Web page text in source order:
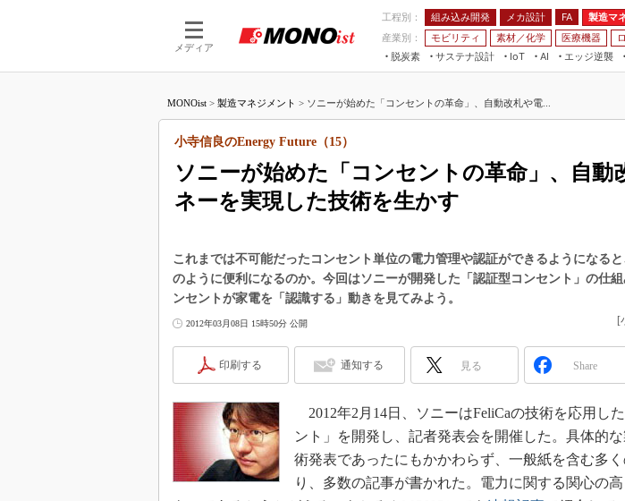
メディア
工程別： 組み込み開発 メカ設計 FA 製造マ
産業別：
モビリティ 素材／化学 医療機器
脱炭素
サステナ設計
IoT
つながる工場
AI
AI×設備保全
エッジ逆襲
JIMTOF
IIFES
TECHNO-FRONTIER
人テク展
日本ものづくりワールド
産業オープンネット展
つながるクルマ
フィールドサービス
組み込みモデリング
3Dプリンタ
デジタルツインと
S＆OP
インダストリー4.0
モビリティ
MONOist > 製造マネジメント > ソニーが始めた「コンセントの革命」、自動改札や電...
ソニーが始めた「コンセントの革命」、自動
ネーを実現した技術を生かす
小寺信良のEnergy Future（15）
これまでは不可能だったコンセント単位の電力管理や認証ができるようになる
のように便利になるのか。今回はソニーが開発した「認証型コンセント」の仕
ンセントが家電を「認識する」動きを見てみよう。
2012年03月08日 15時50分 公開 [
印刷する 通知する 見る Share
2012年2月14日、ソニーはFeliCaの技術を応用し
ント」を開発し、記者発表会を開催した。具体的
術発表であったにもかかわらず、一般紙を含む多
り、多数の記事が書かれた。電力に関する関心の